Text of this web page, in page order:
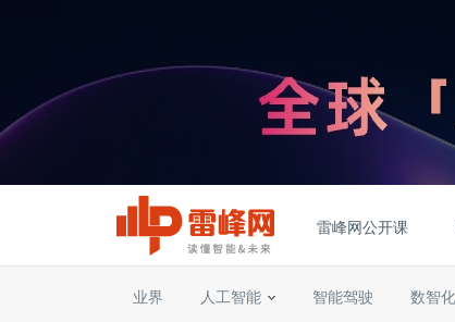
雷峰网公开课
业界 人工智能 智能驾驶 数智化